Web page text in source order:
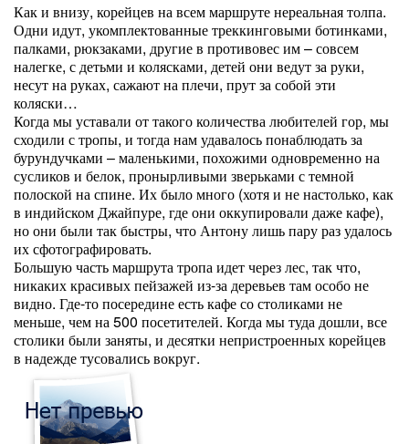
Как и внизу, корейцев на всем маршруте нереальная толпа.
Одни идут, укомплектованные треккинговыми ботинками,
палками, рюкзаками, другие в противовес им – совсем
налегке, с детьми и колясками, детей они ведут за руки,
несут на руках, сажают на плечи, прут за собой эти
коляски…
Когда мы уставали от такого количества любителей гор, мы
сходили с тропы, и тогда нам удавалось понаблюдать за
бурундучками – маленькими, похожими одновременно на
сусликов и белок, пронырливыми зверьками с темной
полоской на спине. Их было много (хотя и не настолько, как
в индийском Джайпуре, где они оккупировали даже кафе),
но они были так быстры, что Антону лишь пару раз удалось
их сфотографировать.
Большую часть маршрута тропа идет через лес, так что,
никаких красивых пейзажей из-за деревьев там особо не
видно. Где-то посередине есть кафе со столиками не
меньше, чем на 500 посетителей. Когда мы туда дошли, все
столики были заняты, и десятки непристроенных корейцев
в надежде тусовались вокруг.